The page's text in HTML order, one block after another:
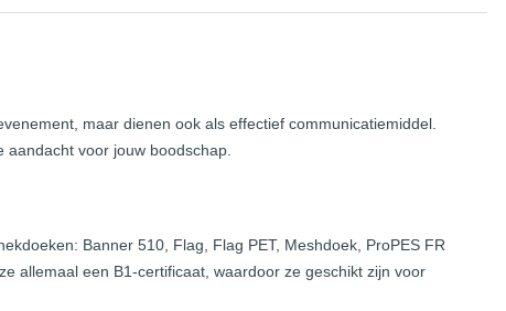
maar dienen ook als effectief communicatiemiddel.
voor jouw boodschap.
Banner 510, Flag, Flag PET, Meshdoek, ProPES FR
allemaal een B1-certificaat, waardoor ze geschikt zijn voor